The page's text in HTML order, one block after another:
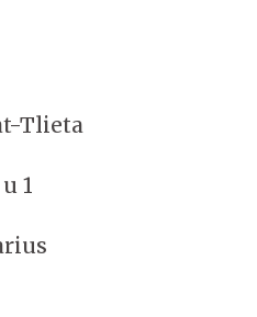
Tlieta
1